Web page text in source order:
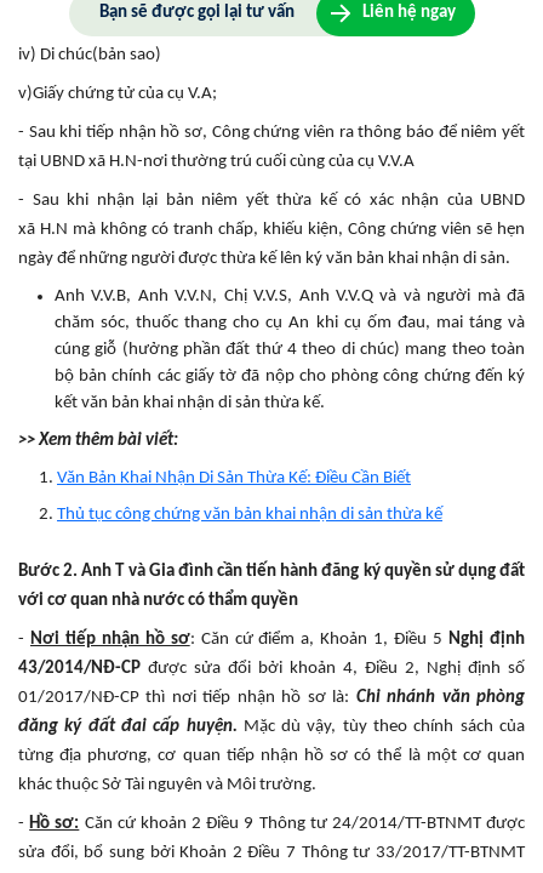
Bạn sẽ được gọi lại tư vấn Liên hệ ngay
iv) Di chúc(bản sao)
v)Giấy chứng tử của cụ V.A;
- Sau khi tiếp nhận hồ sơ, Công chứng viên ra thông báo để niêm yết
tại UBND xã H.N-nơi thường trú cuối cùng của cụ V.V.A
- Sau khi nhận lại bản niêm yết thừa kế có xác nhận của UBND
xã H.N mà không có tranh chấp, khiếu kiện, Công chứng viên sẽ hẹn
ngày để những người được thừa kế lên ký văn bản khai nhận di sản.
Anh V.V.B, Anh V.V.N, Chị V.V.S, Anh V.V.Q và và người mà đã
chăm sóc, thuốc thang cho cụ An khi cụ ốm đau, mai táng và
cúng giỗ (hưởng phần đất thứ 4 theo di chúc) mang theo toàn
bộ bản chính các giấy tờ đã nộp cho phòng công chứng đến ký
kết văn bản khai nhận di sản thừa kế.
>> Xem thêm bài viết:
Văn Bản Khai Nhận Di Sản Thừa Kế: Điều Cần Biết
Thủ tục công chứng văn bản khai nhận di sản thừa kế
Bước 2.Anh và Gia đình cầntiến hành đăng ký quyền sử dụng đất
với cơ quan nhà nước có thẩm quyền
- Nơi tiếp nhận hồ sơ: Căn cứ điểm a, Khoản 1, Điều 5 Nghị định
43/2014/NĐ-CP được sửa đổi bởi khoản 4, Điều 2, Nghị định số
01/2017/NĐ-CP thì nơi tiếp nhận hồ sơ là: Chi nhánh văn phòng
đăng ký đất đaicấp huyện. Mặc dù vậy, tùy theo chính sách của
từng địa phương, cơ quan tiếp nhận hồ sơ có thể là một cơ quan
khác thuộc Sở Tài nguyên và Môi trường.
- Hồ sơ: Căn cứ khoản 2 Điều 9 Thông tư 24/2014/TT-BTNMT được
sửa đổi, bổ sung bởi Khoản 2 Điều 7 Thông tư 33/2017/TT-BTNMT